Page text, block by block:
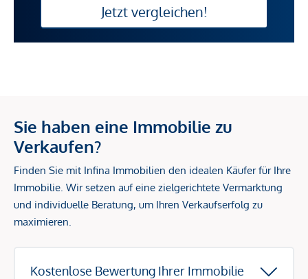
Jetzt vergleichen!
Sie haben eine Immobilie zu
Verkaufen?
Finden Sie mit Infina Immobilien den idealen Käufer für Ihre
Immobilie. Wir setzen auf eine zielgerichtete Vermarktung
und individuelle Beratung, um Ihren Verkaufserfolg zu
maximieren.
Kostenlose Bewertung Ihrer Immobilie